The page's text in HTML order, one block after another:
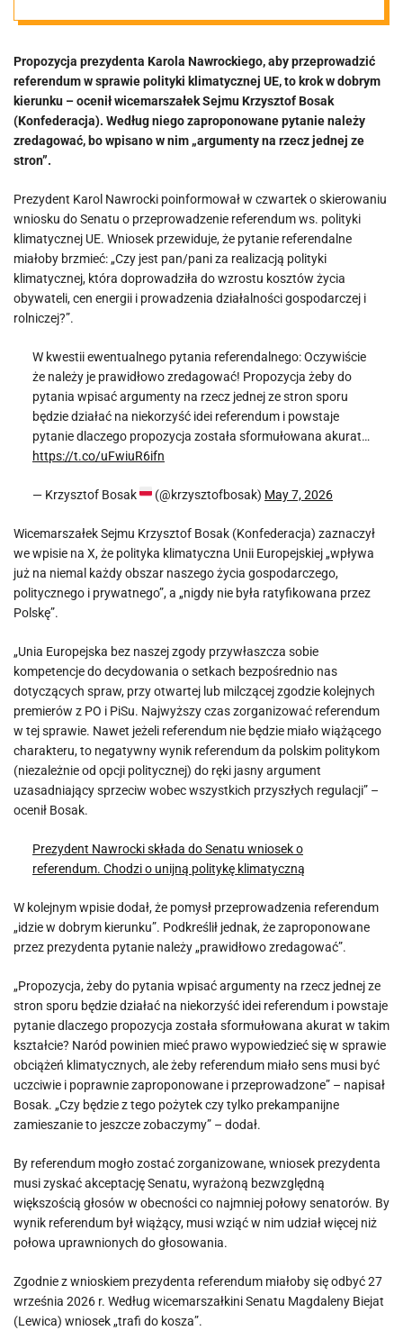
klimatycznej
UE: Najwyższy
czas! Biejat: Do
kosza!
Propozycja prezydenta Karola Nawrockiego, aby przeprowadzić
referendum w sprawie polityki klimatycznej UE, to krok w dobrym
kierunku – ocenił wicemarszałek Sejmu Krzysztof Bosak
(Konfederacja). Według niego zaproponowane pytanie należy
zredagować, bo wpisano w nim „argumenty na rzecz jednej ze
stron”.
Prezydent Karol Nawrocki poinformował w czwartek o skierowaniu
wniosku do Senatu o przeprowadzenie referendum ws. polityki
klimatycznej UE. Wniosek przewiduje, że pytanie referendalne
miałoby brzmieć: „Czy jest pan/pani za realizacją polityki
klimatycznej, która doprowadziła do wzrostu kosztów życia
obywateli, cen energii i prowadzenia działalności gospodarczej i
rolniczej?”.
W kwestii ewentualnego pytania referendalnego: Oczywiście
że należy je prawidłowo zredagować! Propozycja żeby do
pytania wpisać argumenty na rzecz jednej ze stron sporu
będzie działać na niekorzyść idei referendum i powstaje
pytanie dlaczego propozycja została sformułowana akurat…
https://t.co/uFwiuR6ifn
— Krzysztof Bosak (@krzysztofbosak) May 7, 2026
Wicemarszałek Sejmu Krzysztof Bosak (Konfederacja) zaznaczył
we wpisie na X, że polityka klimatyczna Unii Europejskiej „wpływa
już na niemal każdy obszar naszego życia gospodarczego,
politycznego i prywatnego”, a „nigdy nie była ratyfikowana przez
Polskę”.
„Unia Europejska bez naszej zgody przywłaszcza sobie
kompetencje do decydowania o setkach bezpośrednio nas
dotyczących spraw, przy otwartej lub milczącej zgodzie kolejnych
premierów z PO i PiSu. Najwyższy czas zorganizować referendum
w tej sprawie. Nawet jeżeli referendum nie będzie miało wiążącego
charakteru, to negatywny wynik referendum da polskim politykom
(niezależnie od opcji politycznej) do ręki jasny argument
uzasadniający sprzeciw wobec wszystkich przyszłych regulacji” –
ocenił Bosak.
Prezydent Nawrocki składa do Senatu wniosek o
referendum. Chodzi o unijną politykę klimatyczną
W kolejnym wpisie dodał, że pomysł przeprowadzenia referendum
„idzie w dobrym kierunku”. Podkreślił jednak, że zaproponowane
przez prezydenta pytanie należy „prawidłowo zredagować”.
„Propozycja, żeby do pytania wpisać argumenty na rzecz jednej ze
stron sporu będzie działać na niekorzyść idei referendum i powstaje
pytanie dlaczego propozycja została sformułowana akurat w takim
kształcie? Naród powinien mieć prawo wypowiedzieć się w sprawie
obciążeń klimatycznych, ale żeby referendum miało sens musi być
uczciwie i poprawnie zaproponowane i przeprowadzone” – napisał
Bosak. „Czy będzie z tego pożytek czy tylko prekampanijne
zamieszanie to jeszcze zobaczymy” – dodał.
By referendum mogło zostać zorganizowane, wniosek prezydenta
musi zyskać akceptację Senatu, wyrażoną bezwzględną
większością głosów w obecności co najmniej połowy senatorów. By
wynik referendum był wiążący, musi wziąć w nim udział więcej niż
połowa uprawnionych do głosowania.
Zgodnie z wnioskiem prezydenta referendum miałoby się odbyć 27
września 2026 r. Według wicemarszałkini Senatu Magdaleny Biejat
(Lewica) wniosek „trafi do kosza”.